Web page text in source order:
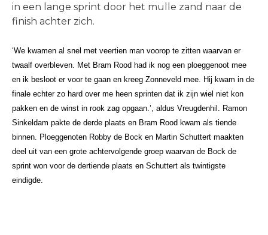
in een lange sprint door het mulle zand naar de
finish achter zich.
‘We kwamen al snel met veertien man voorop te zitten waarvan er
twaalf overbleven. Met Bram Rood had ik nog een ploeggenoot mee
en ik besloot er voor te gaan en kreeg Zonneveld mee. Hij kwam in de
finale echter zo hard over me heen sprinten dat ik zijn wiel niet kon
pakken en de winst in rook zag opgaan.’, aldus Vreugdenhil. Ramon
Sinkeldam pakte de derde plaats en Bram Rood kwam als tiende
binnen. Ploeggenoten Robby de Bock en Martin Schuttert maakten
deel uit van een grote achtervolgende groep waarvan de Bock de
sprint won voor de dertiende plaats en Schuttert als twintigste
eindigde.